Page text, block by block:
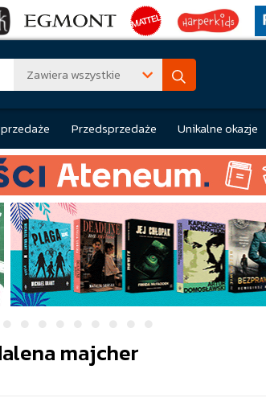
Zawiera wszystkie
Przedsprzedaże Unikalne okazje
majcher